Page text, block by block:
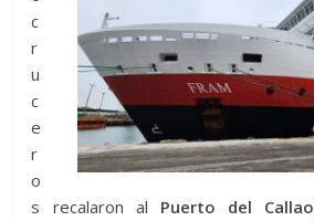
c
r
u
c
e
r
o
s recalaron al Puerto del Callao